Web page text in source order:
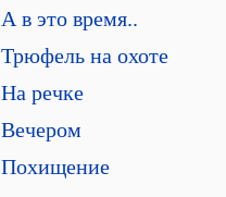
А в это время..
Трюфель на охоте
На речке
Вечером
Похищение